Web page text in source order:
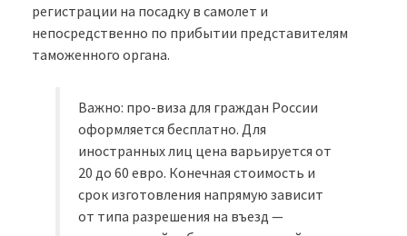
регистрации на посадку в самолет и
непосредственно по прибытии представителям
таможенного органа.
Важно: про-виза для граждан России
оформляется бесплатно. Для
иностранных лиц цена варьируется от
20 до 60 евро. Конечная стоимость и
срок изготовления напрямую зависит
от типа разрешения на въезд —